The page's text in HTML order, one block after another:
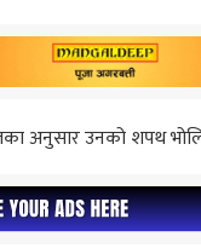
अनुसार उनको शपथ